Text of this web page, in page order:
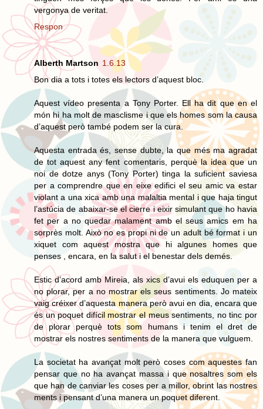
vergonya de veritat.
Respon
Alberth Martson 1.6.13
Bon dia a tots i totes els lectors d’aquest bloc.
Aquest vídeo presenta a Tony Porter. Ell ha dit que en el
món hi ha molt de masclisme i que els homes som la causa
d’aquest però també podem ser la cura.
Aquesta entrada és, sense dubte, la que més ma agradat
de tot aquest any fent comentaris, perquè la idea que un
noi de dotze anys (Tony Porter) tinga la suficient saviesa
per a comprendre que en eixe edifici el seu amic va estar
violant a una xica amb una malaltia mental i que haja tingut
l’astúcia de abaixar-se el cierre i eixir simulant que ho havia
fet per a no quedar malament amb el seus amics em ha
sorprès molt. Això no es propi ni de un adult bé format i un
xiquet com aquest mostra que hi algunes homes que
penses , encara, en la salut i el benestar dels demés.
Estic d’acord amb Mireia, als xics d’avui els eduquen per a
no plorar, per a no mostrar els seus sentiments. Jo mateix
vaig créixer d’aquesta manera però avui en dia, encara que
és un poquet difícil mostrar el meus sentiments, no tinc por
de plorar perquè tots som humans i tenim el dret de
mostrar els nostres sentiments de la manera que vulguem.
La societat ha avançat molt però coses com aquestes fan
pensar que no ha avançat massa i que nosaltres som els
que han de canviar les coses per a millor, obrint las nostres
ments i pensant d’una manera un poquet diferent.